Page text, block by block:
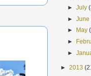
►July
►June
►
May
►
►
► 2013